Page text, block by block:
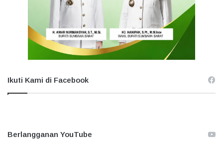
Ikuti Kami di Facebook
Berlangganan YouTube